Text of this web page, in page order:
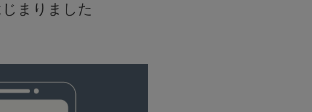
まりました